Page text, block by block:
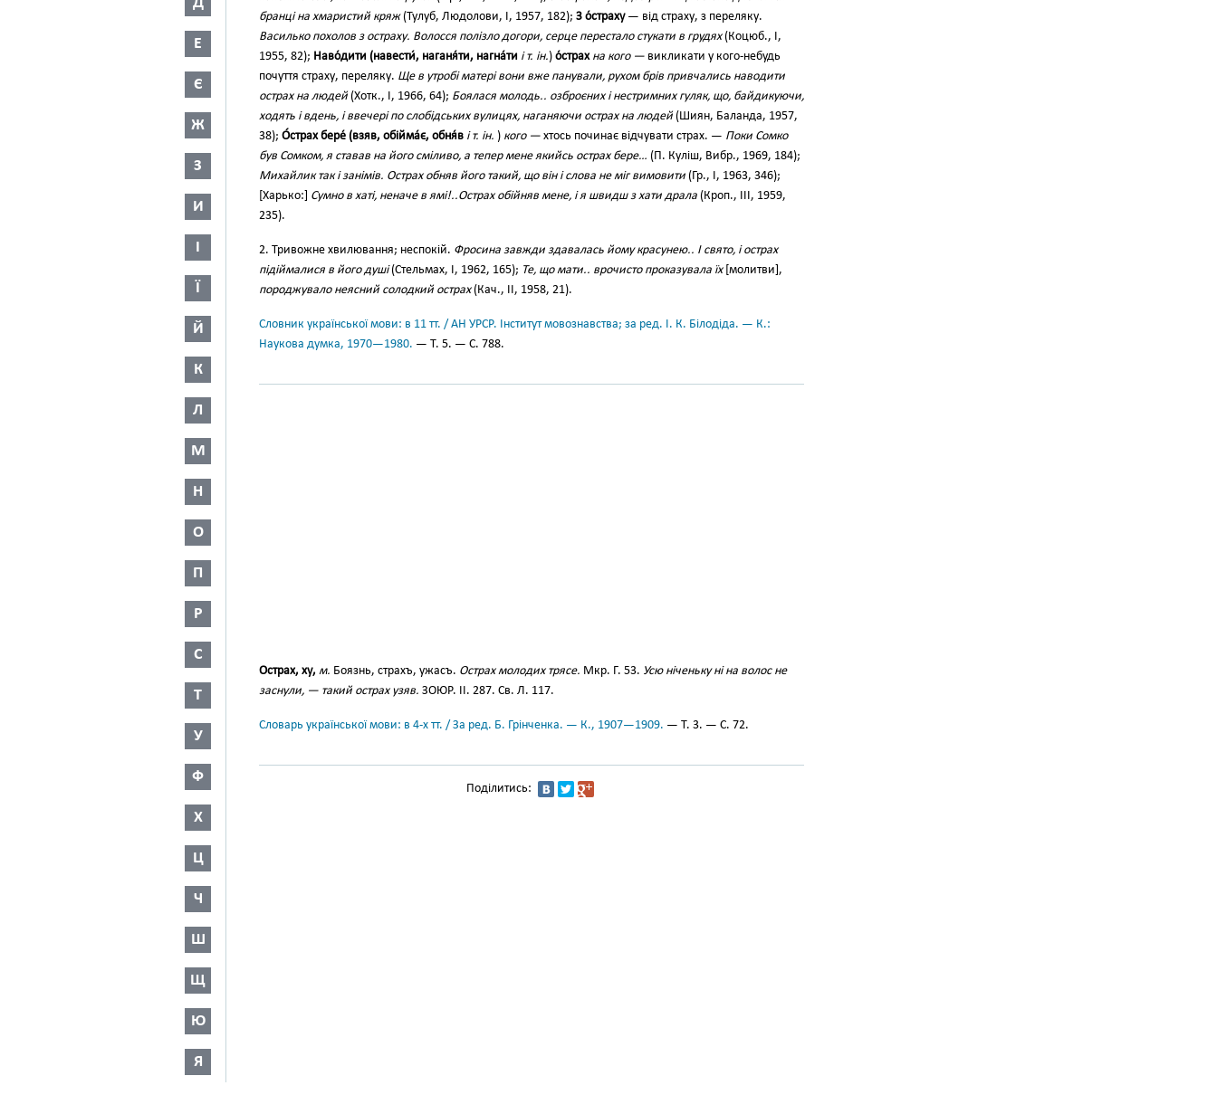
Е
Є
Ж
З
И
І
Ї
Й
К
Л
М
Н
О
П
Р
С
Т
У
Ф
Х
Ц
Ч
Ш
Щ
Ю
Я
бранці на хмаристий кряж(Тулуб, Людолови, І, 1957, 182); З о́страху— від страху, з переляку.
Василько похолов з остраху. Волосся полізло догори, серце перестало стукати в грудях(Коцюб., І,
1955, 82); Наво́дити (навести́, наганя́ти, нагна́ти і т. ін.) о́страх на кого — викликати у кого-небудь
почуття страху, переляку. Ще в утробі матері вони вже панували, рухом брів привчались наводити
острах на людей (Хотк., І, 1966, 64); Боялася молодь.. озброєних і нестримних гуляк, що, байдикуючи,
ходять і вдень, і ввечері по слобідських вулицях, наганяючи острах на людей (Шиян, Баланда, 1957,
38); О́страх бере́ (взяв, обійма́є, обня́в і т. ін. ) кого — хтось починає відчувати страх. — Поки Сомко
був Сомком, я ставав на його сміливо, а тепер мене якийсь острах бере… (П. Куліш, Вибр., 1969, 184);
Михайлик так і занімів. Острах обняв його такий, що він і слова не міг вимовити (Гр., І, 1963, 346);
[Xарько:] Сумно в хаті, неначе в ямі!..Острах обійняв мене, і я швидш з хати драла (Кроп., III, 1959,
235).
2. Тривожне хвилювання; неспокій. Фросина завжди здавалась йому красунею.. І свято, і острах
підіймалися в його душі(Стельмах, І, 1962, 165); Те, що мати.. врочисто проказувала їх[молитви],
породжувало неясний солодкий острах(Кач., II, 1958, 21).
Словник української мови: в 11 тт. / АН УРСР. Інститут мовознавства; за ред. І. К. Білодіда. — К.:
Наукова думка, 1970—1980. — Т. 5. — С. 788.
Острах, ху, м. Боязнь, страхъ, ужасъ. Острах молодих трясе. Мкр. Г. 53. Усю ніченьку ні на волос не
заснули, — такий острах узяв. ЗОЮР. II. 287. Св. Л. 117.
Словарь української мови: в 4-х тт. / За ред. Б. Грінченка. — К., 1907—1909. — Т. 3. — С. 72.
Поділитись: